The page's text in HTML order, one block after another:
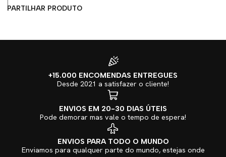
PARTILHAR PRODUTO
+15.000 ENCOMENDAS ENTREGUES
Desde 2021 a satisfazer o cliente!
ENVIOS EM 20-30 DIAS ÚTEIS
Pode demorar mas vale o tempo de espera!
ENVIOS PARA TODO O MUNDO
Enviamos para qualquer parte do mundo, estejas onde